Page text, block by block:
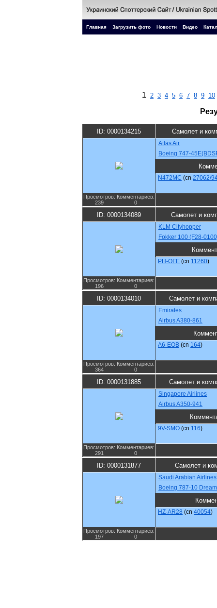
Главная Загрузить фото Новости Видео
1 2 3 4 5 6 7 8 9 10
ID: 0000134215 Самолет и
Atlas Air
Boeing 747-
N472MC (cn 27062/
Просмотров:
239
Комментариев:
0
ID: 0000134089 Самолет и
KLM Cityhopper
Fokker 100 (F28-
PH-OFE (cn 11260)
Просмотров:
196
Комментариев:
0
ID: 0000134010 Самолет и
Emirates
Airbus A380-861
A6-EOB (cn 164)
Просмотров:
364
Комментариев:
0
ID: 0000131885 Самолет и
Singapore Airlines
Airbus A350-941
9V-SMO (cn 116)
Просмотров:
291
Комментариев:
0
ID: 0000131877 Самолет и
Saudi Arabian Airlines
Boeing 787-10
HZ-AR28 (cn 40054)
Просмотров:
197
Комментариев:
0